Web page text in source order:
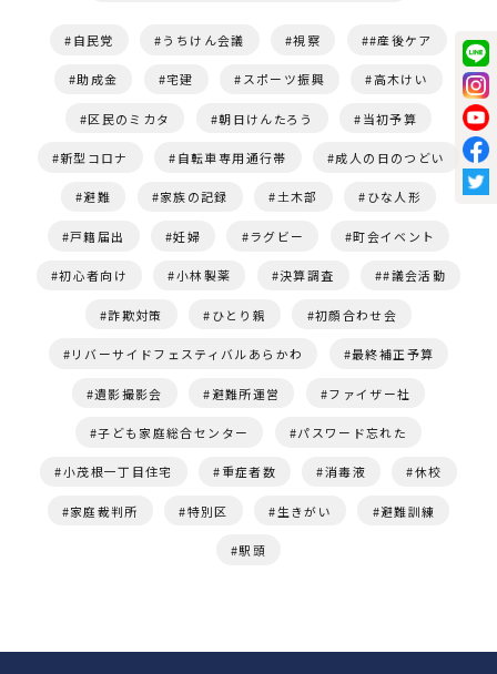
自民党 うちけん会議 視察 #産後ケア
助成金 宅建 スポーツ振興 高木けい
区民のミカタ 朝日けんたろう 当初予算
新型コロナ 自転車専用通行帯 成人の日のつどい
避難 家族の記録 土木部 ひな人形
戸籍届出 妊婦 ラグビー 町会イベント
初心者向け 小林製薬 決算調査 #議会活動
詐欺対策 ひとり親 初顔合わせ会
リバーサイドフェスティバルあらかわ 最終補正予算
遺影撮影会 避難所運営 ファイザー社
子ども家庭総合センター パスワード忘れた
小茂根一丁目住宅 重症者数 消毒液 休校
家庭裁判所 特別区 生きがい 避難訓練
駅頭